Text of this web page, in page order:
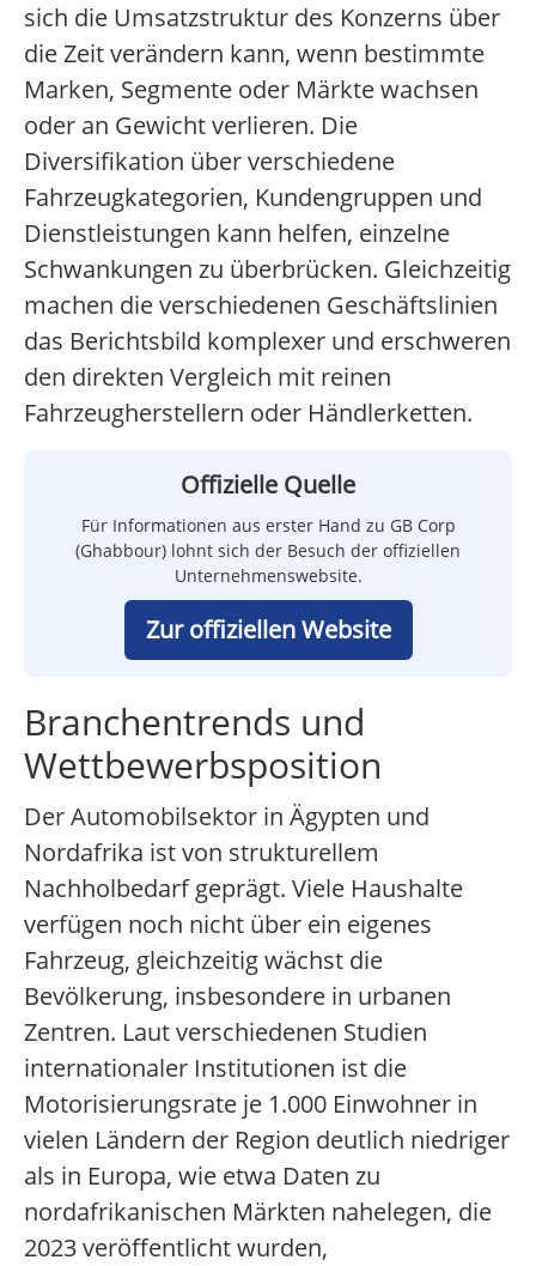
sich die Umsatzstruktur des Konzerns über
die Zeit verändern kann, wenn bestimmte
Marken, Segmente oder Märkte wachsen
oder an Gewicht verlieren. Die
Diversifikation über verschiedene
Fahrzeugkategorien, Kundengruppen und
Dienstleistungen kann helfen, einzelne
Schwankungen zu überbrücken. Gleichzeitig
machen die verschiedenen Geschäftslinien
das Berichtsbild komplexer und erschweren
den direkten Vergleich mit reinen
Fahrzeugherstellern oder Händlerketten.
Offizielle Quelle
Für Informationen aus erster Hand zu GB Corp
(Ghabbour) lohnt sich der Besuch der offiziellen
Unternehmenswebsite.
Zur offiziellen Website
Branchentrends und
Wettbewerbsposition
Der Automobilsektor in Ägypten und
Nordafrika ist von strukturellem
Nachholbedarf geprägt. Viele Haushalte
verfügen noch nicht über ein eigenes
Fahrzeug, gleichzeitig wächst die
Bevölkerung, insbesondere in urbanen
Zentren. Laut verschiedenen Studien
internationaler Institutionen ist die
Motorisierungsrate je 1.000 Einwohner in
vielen Ländern der Region deutlich niedriger
als in Europa, wie etwa Daten zu
nordafrikanischen Märkten nahelegen, die
2023 veröffentlicht wurden,